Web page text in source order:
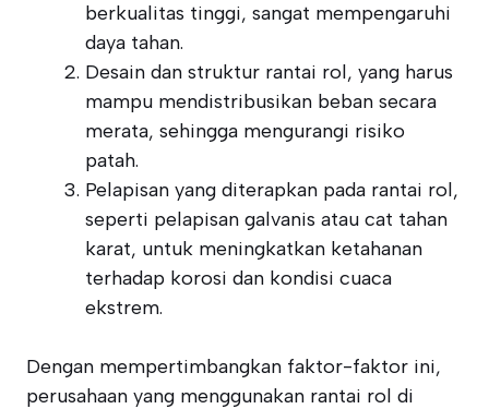
berkualitas tinggi, sangat mempengaruhi
daya tahan.
Desain dan struktur rantai rol, yang harus
mampu mendistribusikan beban secara
merata, sehingga mengurangi risiko
patah.
Pelapisan yang diterapkan pada rantai rol,
seperti pelapisan galvanis atau cat tahan
karat, untuk meningkatkan ketahanan
terhadap korosi dan kondisi cuaca
ekstrem.
Dengan mempertimbangkan faktor-faktor ini,
perusahaan yang menggunakan rantai rol di